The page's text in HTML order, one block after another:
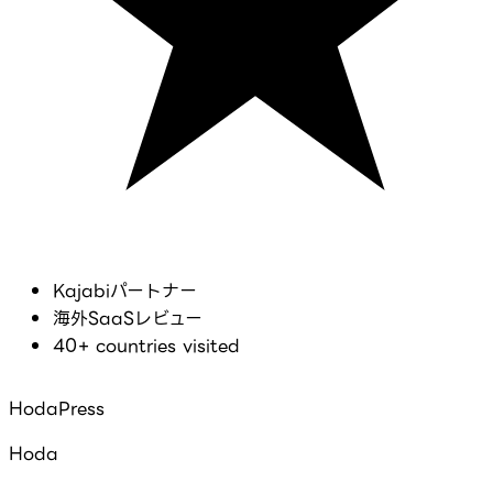
Kajabiパートナー
海外SaaSレビュー
40+ countries visited
HodaPress
Hoda